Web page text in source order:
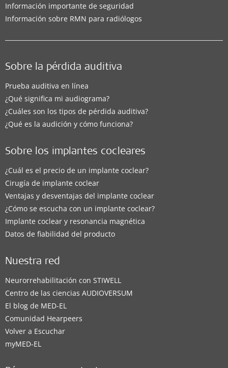
Información importante de seguridad
Información sobre RMN para radiólogos
Sobre la pérdida auditiva
Prueba auditiva en línea
¿Qué significa mi audiograma?
¿Cuáles son los tipos de pérdida auditiva?
¿Qué es la audición y cómo funciona?
Sobre los implantes cocleares
¿Cuál es el precio de un implante coclear?
Cirugía de implante coclear
Ventajas y desventajas del implante coclear
¿Cómo se escucha con un implante coclear?
Implante coclear y resonancia magnética
Datos de fiabilidad del producto
Nuestra red
Neurorrehabilitación con STIWELL
Centro de las ciencias AUDIOVERSUM
El blog de MED-EL
Comunidad Hearpeers
Volver a Escuchar
myMED‑EL